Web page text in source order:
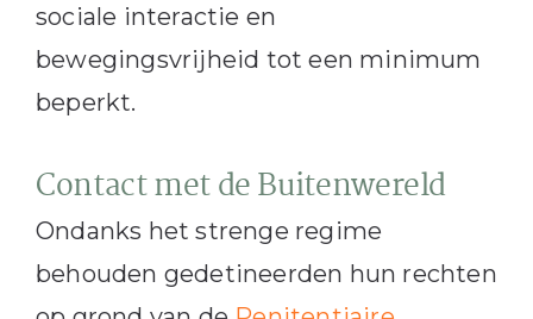
sociale interactie en
bewegingsvrijheid tot een minimum
beperkt.
Contact met de Buitenwereld
Ondanks het strenge regime
behouden gedetineerden hun rechten